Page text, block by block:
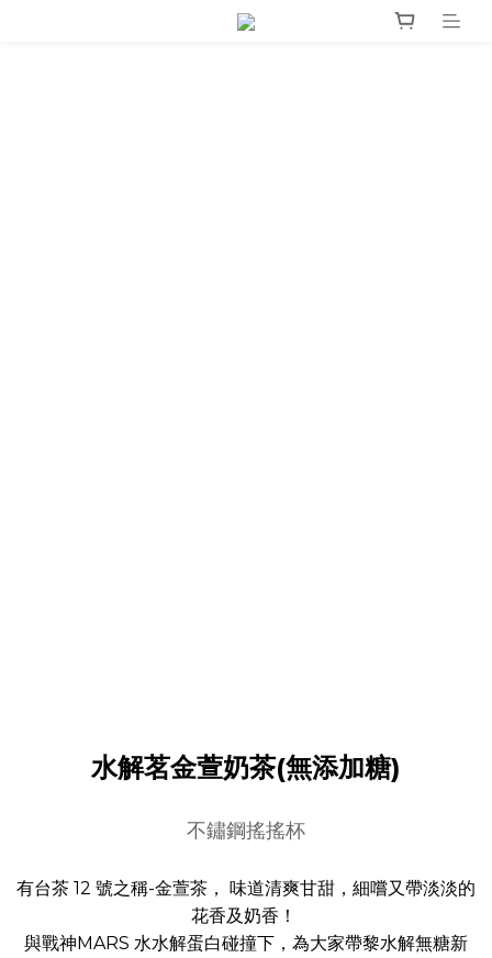
水解茗金萱奶茶(無添加糖)
不鏽鋼搖搖杯
有台茶 12 號之稱-金萱茶， 味道清爽甘甜，細嚐又帶淡淡的
花香及奶香！
與戰神MARS 水水解蛋白碰撞下，為大家帶黎水解無糖新